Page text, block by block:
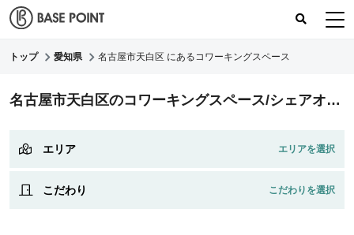
コワーキングスペース
コワーキングレポート
トップ 愛知県 名古屋市天白区 にあるコワーキングスペース
名古屋市天白区のコワーキングスペース/シェアオフィス
エリア
こだわり